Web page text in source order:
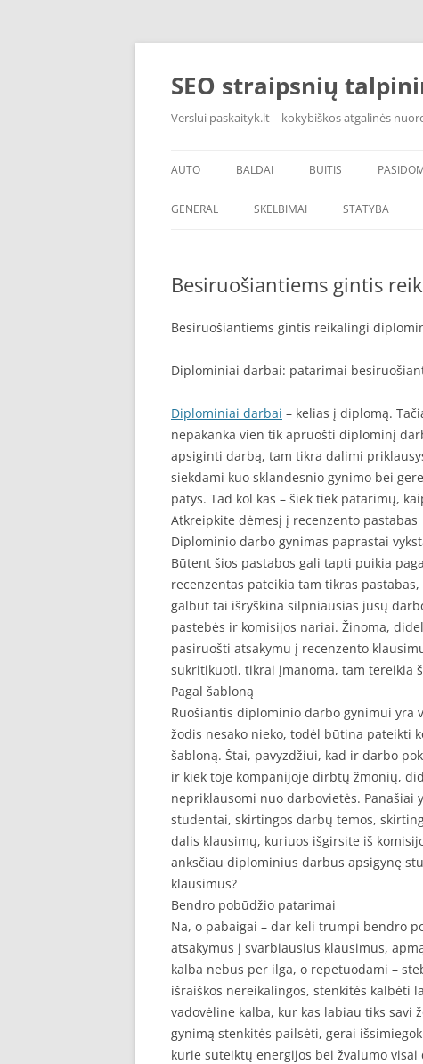
Pereiti
SEO straipsnių
Verslui paskaityk.lt – kokybiškos atgalinės
AUTO
PADANGOS
BALDAI BUITIS
ĮRANGA
GENERAL SKELBIMAI STATYBA
Besiruošiantiems gintis
Besiruošiantiems gintis reikalingi
Diplominiai darbai: patarimai
Diplominiai darbai – kelias į diplomą.
nepakanka vien tik apruošti diplominį
apsiginti darbą, tam tikra dalimi
siekdami kuo sklandesnio gynimo bei
patys. Tad kol kas – šiek tiek patarimų,
Atkreipkite dėmesį į recenzento pastabas
Diplominio darbo gynimas paprastai
Būtent šios pastabos gali tapti puikia
recenzentas pateikia tam tikras
galbūt tai išryškina silpniausias jūsų
pastebės ir komisijos nariai. Žinoma,
pasiruošti atsakymu į recenzento
sukritikuoti, tikrai įmanoma, tam tereikia
Pagal šabloną
Ruošiantis diplominio darbo gynimui yra
žodis nesako nieko, todėl būtina pateikti
šabloną. Štai, pavyzdžiui, kad ir darbo
ir kiek toje kompanijoje dirbtų žmonių,
nepriklausomi nuo darbovietės.
studentai, skirtingos darbų temos,
dalis klausimų, kuriuos išgirsite iš
anksčiau diplominius darbus apsigynę
klausimus?
Bendro pobūdžio patarimai
Na, o pabaigai – dar keli trumpi bendro
atsakymus į svarbiausius klausimus,
kalba nebus per ilga, o repetuodami –
išraiškos nereikalingos, stenkitės kalbėti
vadovėline kalba, kur kas labiau tiks savi
gynimą stenkitės pailsėti, gerai
kurie suteiktų energijos bei žvalumo